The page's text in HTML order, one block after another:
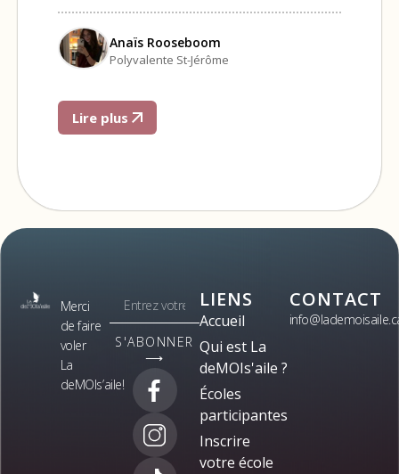
Anaïs Rooseboom
Polyvalente St-Jérôme
Lire plus
Merci
de faire
voler
La
deMOIs’aile!
S'ABONNER
⟶
LIENS
Accueil
Qui est La
deMOIs'aile ?
Écoles
participantes
Inscrire
votre école
CONTACT